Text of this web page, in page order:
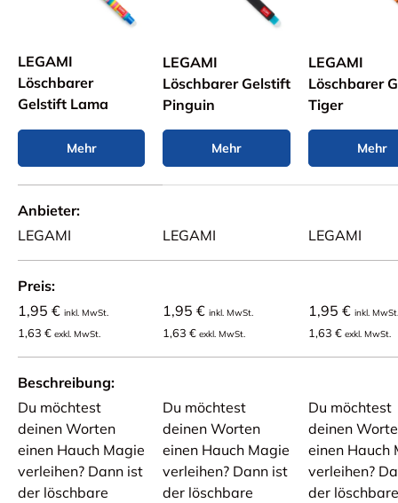
LEGAMI
Löschbarer
Gelstift Lama
Mehr
LEGAMI
Löschbarer Gelstift
Pinguin
Mehr
LEGAMI
Löschbarer
Tiger
Mehr
Anbieter
LEGAMI
LEGAMI LEGAMI
Preis
1,95 € inkl. MwSt.
1,63 € exkl. MwSt.
1,95 € inkl. MwSt.
1,63 € exkl. MwSt.
1,95 € inkl. MwSt.
1,63 € exkl. MwSt.
Beschreibung
Du möchtest
deinen Worten
einen Hauch Magie
verleihen? Dann ist
der löschbare
Du möchtest
deinen Worten
einen Hauch Magie
verleihen? Dann ist
der löschbare
Du möchtest
deinen
einen Hauch
verleihen?
der löschbare